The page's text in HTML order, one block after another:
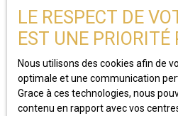
LE RESPECT DE
EST UNE PRIORITÉ
Nous utilisons des cookies afin de
optimale et une communication
Grace à ces technologies, nous
contenu en rapport avec vos